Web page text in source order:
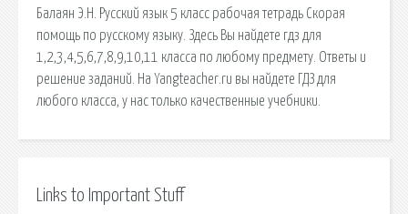
Балаян Э.Н. Русский язык 5 класс рабочая тетрадь Скорая
помощь по русскому языку. Здесь Вы найдете гдз для
1,2,3,4,5,6,7,8,9,10,11 класса по любому предмету. Ответы и
решение заданий. На Yangteacher.ru вы найдете ГДЗ для
любого класса, у нас только качественные учебники.
Links to Important Stuff